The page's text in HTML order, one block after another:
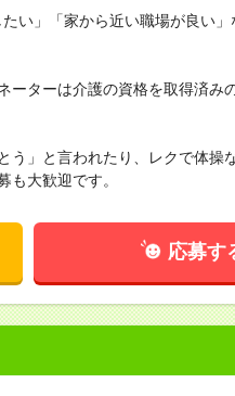
い」「家から近い職場が良い」
ーターは介護の資格を取得済み
う」と言われたり、レクで体操
も大歓迎です。
応募す